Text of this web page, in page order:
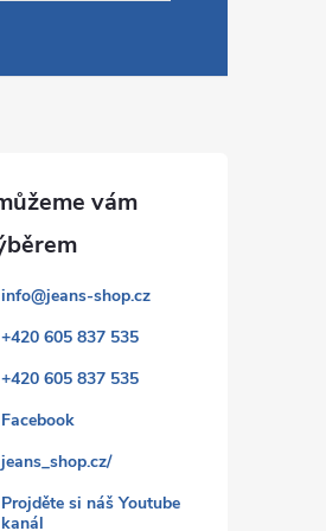
info@jeans-shop.cz
+420 605 837 535
+420 605 837 535
Facebook
jeans_shop.cz/
Projděte si náš Youtube
kanál